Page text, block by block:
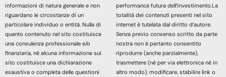
informazioni di natura generale e non
riguardano le circostanze di un
particolare individuo o entità. Nulla di
quanto contenuto nel sito costituisce
una consulenza professionale e/o
finanziaria, né alcuna informazione sul
sito costituisce una dichiarazione
esaustiva o completa delle questioni
performance futura dell’investimento.La
totalità dei contenuti presenti nel sito
internet è tutelata dal diritto d’autore.
Senza previo consenso scritto da parte
nostra non è pertanto consentito
riprodurre (anche parzialmente),
trasmettere (né per via elettronica né in
altro modo), modificare, stabilire link o